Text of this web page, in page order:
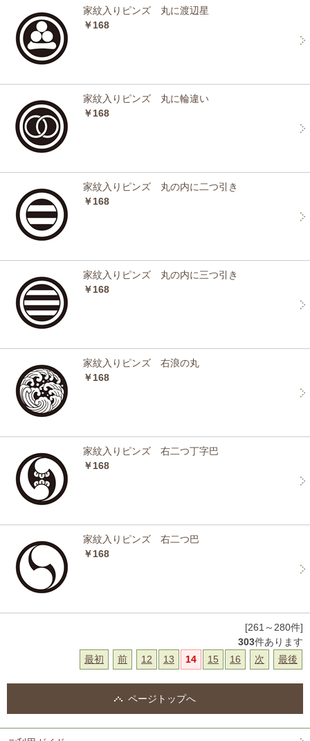
家紋入りピンズ 丸に渡辺星
￥168
家紋入りピンズ 丸に輪違い
￥168
家紋入りピンズ 丸の内に二つ引き
￥168
家紋入りピンズ 丸の内に三つ引き
￥168
家紋入りピンズ 右浪の丸
￥168
家紋入りピンズ 右二つ丁字巴
￥168
家紋入りピンズ 右二つ巴
￥168
[261～280件]
303件あります
最初
前 12 13 14 15 16 次 最後
ページトップへ